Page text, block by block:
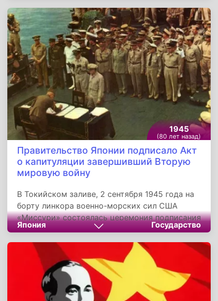
город и железнодорожную станцию Олтеница
и более 70 других населённых пунктов, в том
числе крупные населённые пункты Грую,
Будешти, Куркану, Улмени, Вэрэшти, Росети,
Фетешти и железнодорожные станции
Плэтэрешти, Гэлбинаши, Василаци, Будешти,
Куркану, Решие.
1945
(80 лет назад)
Правительство Японии подписало Акт
о капитуляции завершивший Вторую
мировую войну
В Токийском заливе, 2 сентября 1945 года на
борту линкора военно-морских сил США
«Миссури» состоялась церемония подписания
акта о капитуляции Японии, завершивший
Вторую мировую войну. Свои подписи под
документом поставили официальные
представители СССР, США, ООН и японского
правительства. Капитуляция была
безоговорочной, кроме одного пункта - о
личной неприкосновенности императора
Япония Государство